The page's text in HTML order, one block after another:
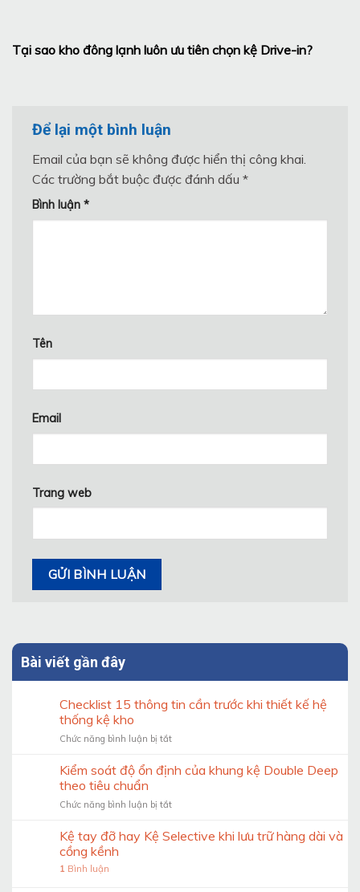
Bài viết gần đây
Checklist 15 thông tin cần trước khi thiết kế hệ
thống kệ kho
Chức năng bình luận bị tắtở
15
cần
khi
Kiểm soát độ ổn định của khung kệ Double Deep
theo tiêu chuẩn
Chức năng bình luận bị tắtở
soát
Kệ tay đỡ hay Kệ Selective khi lưu trữ hàng dài và
cồng kềnh
1 Bình luận
Tại sao kho đông lạnh luôn ưu tiên chọn kệ Drive-in?
Để lại một bình luận
Email của bạn sẽ không được hiển thị công khai.
Các trường bắt buộc được đánh dấu *
Bình luận *
Tên
Email
Trang web